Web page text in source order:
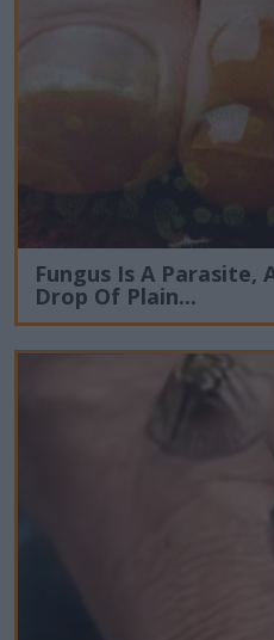
Fungus Is A Parasite,
Drop Of Plain...